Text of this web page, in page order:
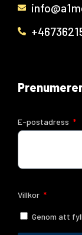
E-postadress
Villkor
Genom att